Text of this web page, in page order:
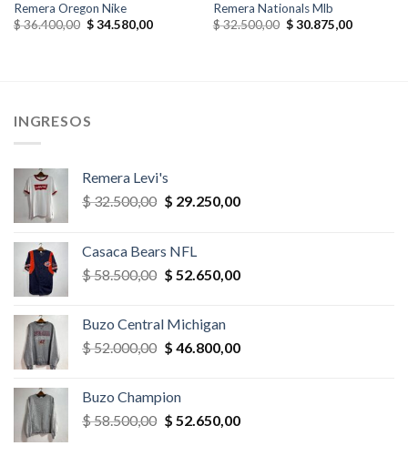
Remera Oregon Nike
$36.400,00 El
$34.580,00El
Remera Nationals Mlb
$32.500,00 El
$30.875,00El
INGRESOS
Remera Levi's
$32.500,00 El
era:
$ 32.500,00.
$ 29.250,00El
$ 29.250,00.
Casaca Bears NFL
$58.500,00 El
era:
$ 58.500,00.
$ 52.650,00El
$ 52.650,00.
Buzo Central Michigan
$52.000,00 El
era:
$ 52.000,00.
$ 46.800,00El
$ 46.800,00.
Buzo Champion
$58.500,00 El
$ 52.650,00El